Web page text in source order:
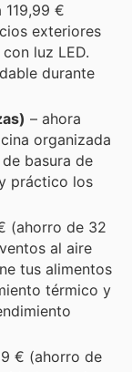
119,99 €
exteriores
luz LED.
durante
– ahora
organizada
basura de
práctico los
(ahorro de 32
al aire
tus alimentos
térmico y
€ (ahorro de